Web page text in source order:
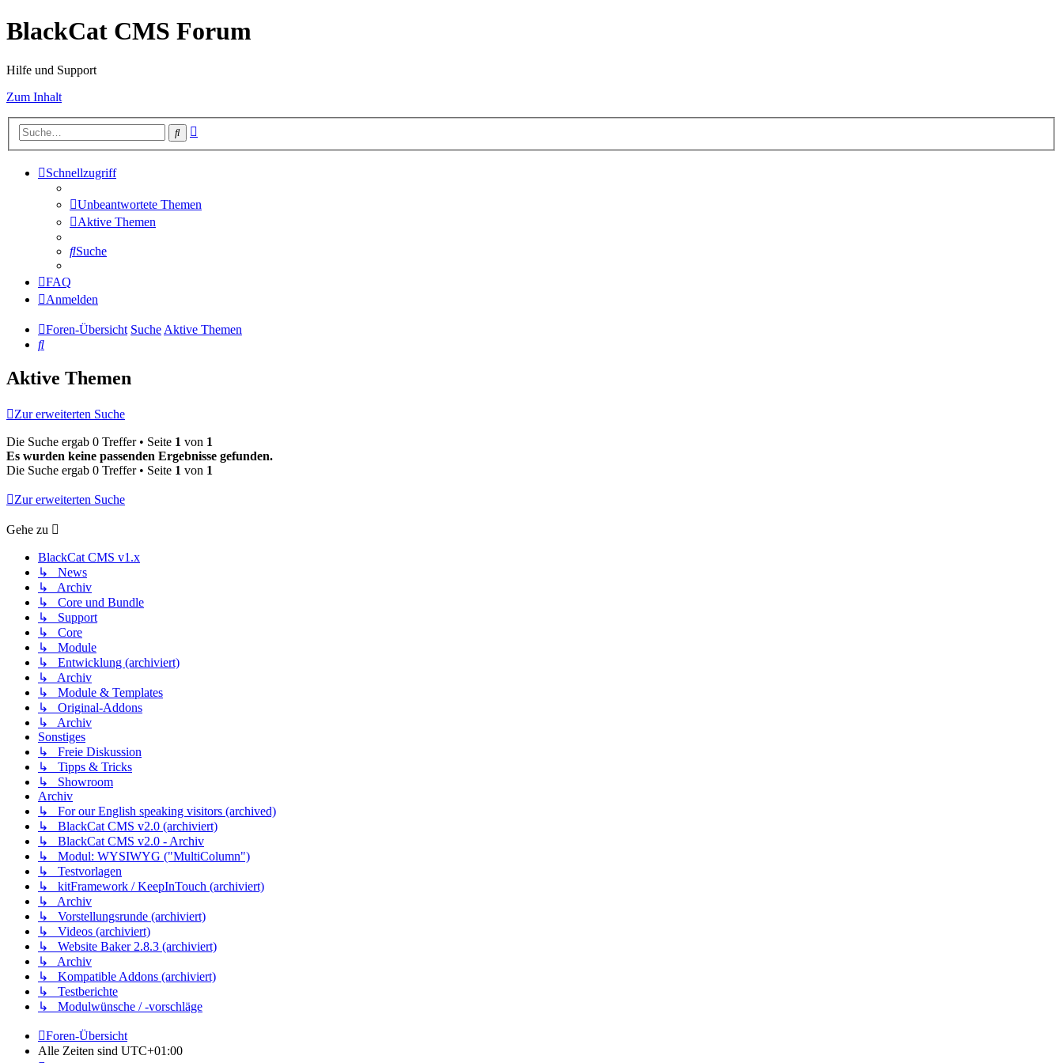
BlackCat CMS Forum
Hilfe und Support
Zum Inhalt
Suche
Schnellzugriff
Unbeantwortete Themen
Aktive Themen
Suche
FAQ
Anmelden
Foren-Übersicht SucheAktive Themen
Suche
Aktive Themen
Zur erweiterten Suche
Die Suche ergab 0 Treffer • Seite 1 von 1
Es wurden keine passenden Ergebnisse gefunden.
Die Suche ergab 0 Treffer • Seite 1 von 1
Zur erweiterten Suche
Gehe zu
BlackCat CMS v1.x
↳ News
↳ Archiv
↳ Core und Bundle
↳ Support
↳ Core
↳ Module
↳ Entwicklung (archiviert)
↳ Archiv
↳ Module & Templates
↳ Original-Addons
↳ Archiv
Sonstiges
↳ Freie Diskussion
↳ Tipps & Tricks
↳ Showroom
Archiv
↳ For our English speaking visitors (archived)
↳ BlackCat CMS v2.0 (archiviert)
↳ BlackCat CMS v2.0 - Archiv
↳ Modul: WYSIWYG ("MultiColumn")
↳ Testvorlagen
↳ kitFramework / KeepInTouch (archiviert)
↳ Archiv
↳ Vorstellungsrunde (archiviert)
↳ Videos (archiviert)
↳ Website Baker 2.8.3 (archiviert)
↳ Archiv
↳ Kompatible Addons (archiviert)
↳ Testberichte
↳ Modulwünsche / -vorschläge
Foren-Übersicht
Alle Zeiten sind UTC+01:00